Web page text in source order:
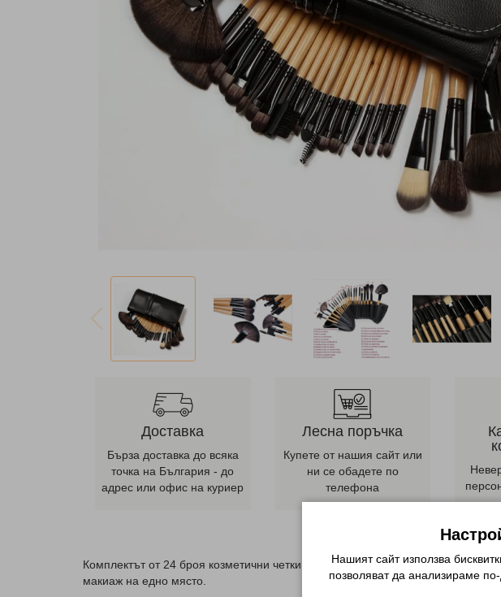
Доставка
Бърза доставка до всяка
точка на България - до
адрес или офис на куриер
Лесна поръчка
Купете от нашия сайт или
ни се обадете по
телефона
Комплектът от 24 броя козметични четки в кожен калъф е професионален и
макиаж на едно място.
Нашият сайт използва
позволяват да анализираме